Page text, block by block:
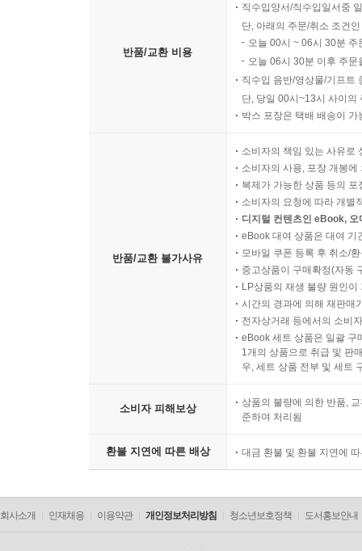
반품/교환 비용
직수입양서/직수입일서중
단, 아래의 주문/취소 조건
오늘 00시 ~ 06시 30분
오늘 06시 30분 이후 주
직수입 음반/영상물/기프트
단, 당일 00시~13시 사이의
박스 포장은 택배 배송이
반품/교환 불가사유
소비자의 책임 있는 사유로
소비자의 사용, 포장 개봉
복제가 가능한 상품 등의
소비자의 요청에 따라 개별
디지털 컨텐츠인 eBook,
eBook 대여 상품은 대여 기
모바일 쿠폰 등록 후 취소/
중고상품이 구매확정(자동
LP상품의 재생 불량 원인
시간의 경과에 의해 재판매
전자상거래 등에서의 소비
eBook 세트 상품은 일괄 구
1개의 상품으로 취급 및 판
우, 세트 상품 전부 및 세트
소비자 피해보상
상품의 불량에 의한 반품,
준하여 처리됨
환불 지연에 따른 배상 대금 환불 및 환불 지연에
회사소개 인재채용 이용약관 개인정보처리방침 청소년보호정책 도서홍보안내